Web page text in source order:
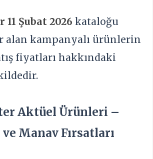
11 Şubat 2026 kataloğu
alan kampanyalı ürünlerin
fiyatları hakkındaki
Aktüel Ürünleri –
ve Manav Fırsatları